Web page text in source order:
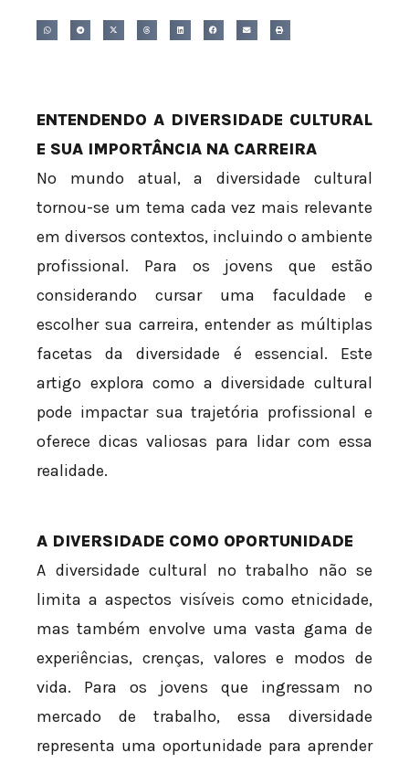
ENTENDENDO A DIVERSIDADE CULTURAL
E SUA IMPORTÂNCIA NA CARREIRA
No mundo atual, a diversidade cultural
tornou-se um tema cada vez mais relevante
em diversos contextos, incluindo o ambiente
profissional. Para os jovens que estão
considerando cursar uma faculdade e
escolher sua carreira, entender as múltiplas
facetas da diversidade é essencial. Este
artigo explora como a diversidade cultural
pode impactar sua trajetória profissional e
oferece dicas valiosas para lidar com essa
realidade.
A DIVERSIDADE COMO OPORTUNIDADE
A diversidade cultural no trabalho não se
limita a aspectos visíveis como etnicidade,
mas também envolve uma vasta gama de
experiências, crenças, valores e modos de
vida. Para os jovens que ingressam no
mercado de trabalho, essa diversidade
representa uma oportunidade para aprender